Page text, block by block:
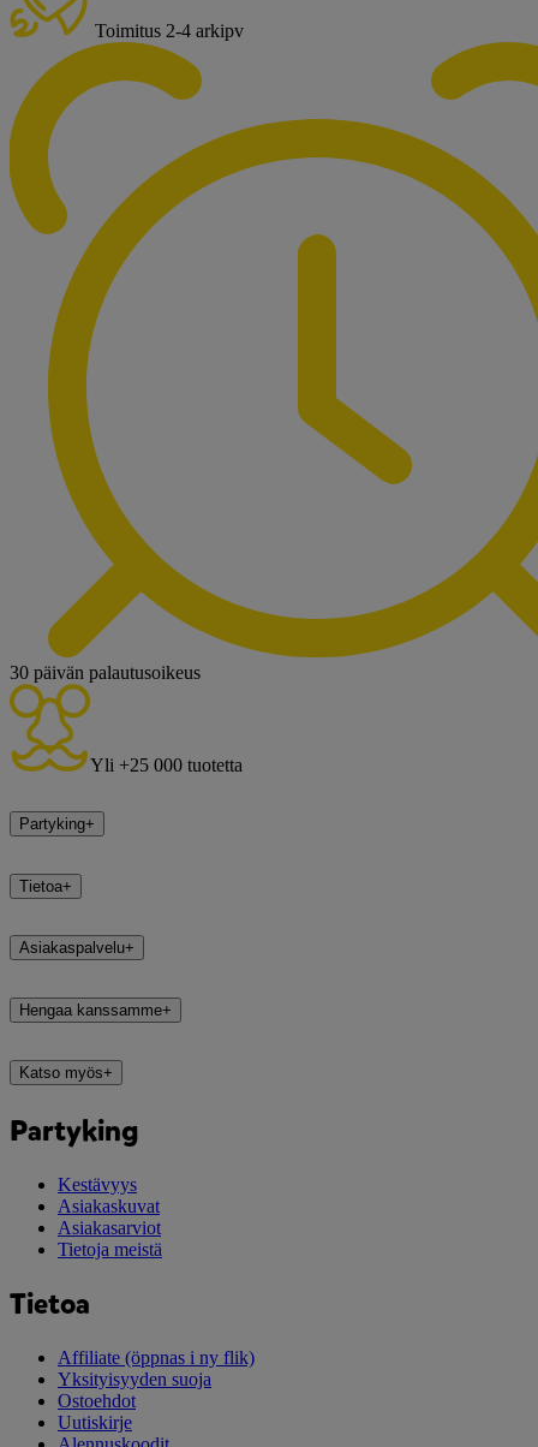
Toimitus 2-4 arkipv
30 päivän palautusoikeus
Yli +25 000 tuotetta
Partyking+
Tietoa+
Asiakaspalvelu+
Hengaa kanssamme+
Katso myös+
Partyking
Kestävyys
Asiakaskuvat
Asiakasarviot
Tietoja meistä
Tietoa
Affiliate (öppnas i ny flik)
Yksityisyyden suoja
Ostoehdot
Uutiskirje